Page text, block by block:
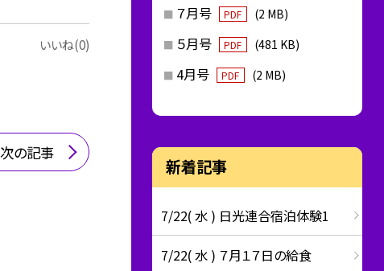
いいね(0)
次の記事
７月号 PDF (2 MB)
５月号 PDF (481 KB)
4月号 PDF (2 MB)
新着記事
7/22( 水 ) 日光連合宿泊体験1
7/22( 水 ) ７月１７日の給食